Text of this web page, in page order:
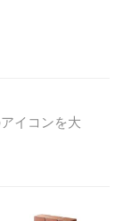
イコンを大